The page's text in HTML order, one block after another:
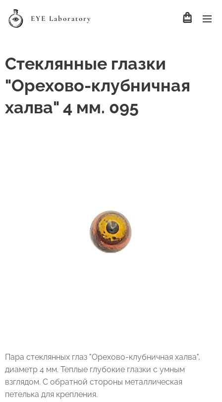
EYE Laboratory
Стеклянные глазки
"Орехово-клубничная
халва" 4 мм. 095
Пара стеклянных глаз "Орехово-клубничная халва",
диаметр 4 мм. Теплые глубокие глазки с умным
взглядом. С обратной стороны металлическая
петелька для крепления.